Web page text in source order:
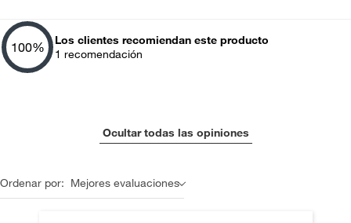
100%
Los clientes recomiendan este producto
1 recomendación
Ocultar todas las opiniones
Ordenar por: Mejores evaluaciones